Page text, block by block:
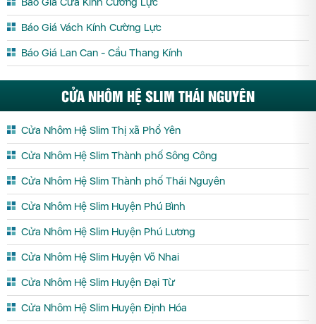
Báo Giá Vách Kính Cường Lực
Báo Giá Lan Can - Cầu Thang Kính
CỬA NHÔM HỆ SLIM THÁI NGUYÊN
Cửa Nhôm Hệ Slim Thị xã Phổ Yên
Cửa Nhôm Hệ Slim Thành phố Sông Công
Cửa Nhôm Hệ Slim Thành phố Thái Nguyên
Cửa Nhôm Hệ Slim Huyện Phú Bình
Cửa Nhôm Hệ Slim Huyện Phú Lương
Cửa Nhôm Hệ Slim Huyện Võ Nhai
Cửa Nhôm Hệ Slim Huyện Đại Từ
Cửa Nhôm Hệ Slim Huyện Định Hóa